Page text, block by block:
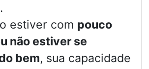
estiver com pouco
não estiver se
bem, sua capacidade